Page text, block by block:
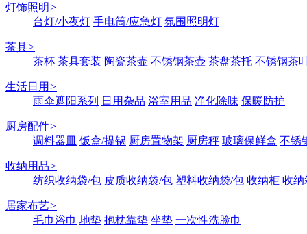
灯饰照明>
台灯/小夜灯 手电筒/应急灯 氛围照明灯
茶具>
茶杯 茶具套装 陶瓷茶壶 不锈钢茶壶 茶盘茶托 不锈钢茶
生活日用 >
雨伞遮阳系列
日用杂品 浴室用品 净化除味 保暖防护
厨房配件>
调料器皿 饭盒/提锅 厨房置物架 厨房秤 玻璃保鲜盒 不锈
收纳用品>
纺织收纳袋/包 皮质收纳袋/包 塑料收纳袋/包 收纳柜 收纳
居家布艺>
毛巾浴巾 地垫 抱枕靠垫 坐垫 一次性洗脸巾